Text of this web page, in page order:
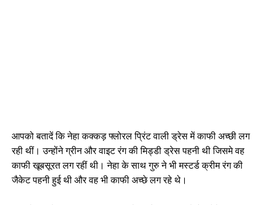
आपको बतादें कि नेहा कक्कड़ फ्लोरल प्रिंट वाली ड्रेस में काफी अच्छी लग
रही थीं। उन्होंने ग्रीन और वाइट रंग की मिड्डी ड्रेस पहनी थी जिसमे वह
काफी खूबसूरत लग रहीं थी। नेहा के साथ गुरु ने भी मस्टर्ड क्रीम रंग की
जैकेट पहनी हुई थी और वह भी काफी अच्छे लग रहे थे।